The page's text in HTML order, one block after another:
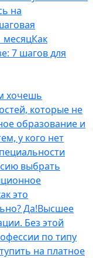
на
месяцКак
7 шагов для
хочешь
которые не
образование и
у кого нет
выбрать
это
Да!Высшее
Без этой
по типу
на платное